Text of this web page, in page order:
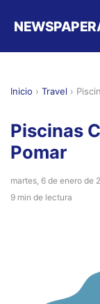
Inicio › Travel ›
Piscinas
Pomar
martes, 6 de enero de
9 min de lectura